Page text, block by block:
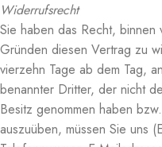
Widerrufsrecht
Sie haben das Recht,
Gründen diesen Vertrag zu
vierzehn Tage ab dem Tag,
benannter Dritter, der nicht
Besitz genommen haben
auszuüben, müssen Sie uns